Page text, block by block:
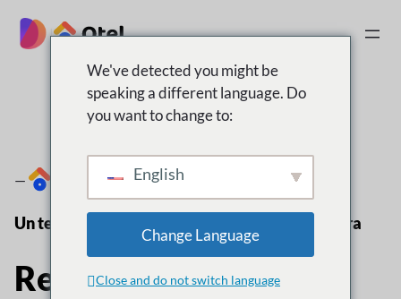
contenido
|
—
Un tema de WordPress moderno y elegante para
Reserva de hotel &
We've detected you might be
speaking a different language. Do
you want to change to:
English
Change Language
Close and do not switch language